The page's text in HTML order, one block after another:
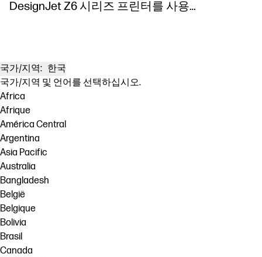
DesignJet Z6 시리즈 프린터를 사용한
국가/지역: 한국
국가/지역 및 언어를 선택하십시오.
Africa
Afrique
América Central
Argentina
Asia Pacific
Australia
Bangladesh
België
Belgique
Bolivia
Brasil
Canada